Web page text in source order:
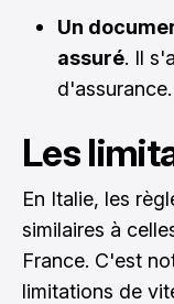
Un
assuré. Il
d'assurance.
Les
En Italie, les
similaires à
France. C'est
limitations de